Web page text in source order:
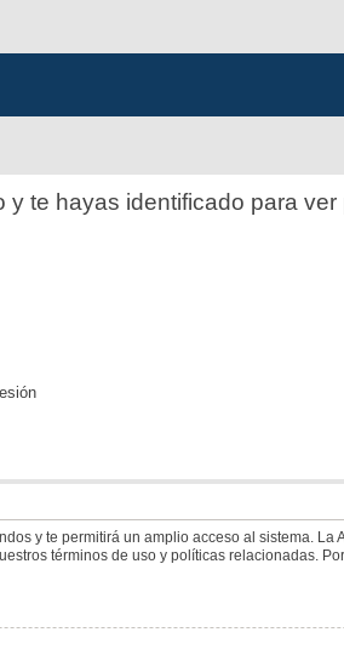
te hayas identificado para ver
y te permitirá un amplio acceso al sistema.
términos de uso y políticas relacionadas.